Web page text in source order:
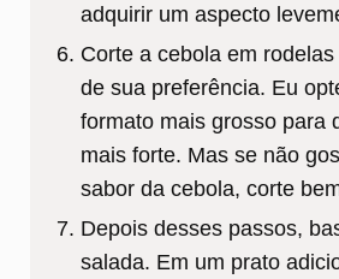
adquirir um aspecto
Corte a cebola em
de sua preferência. Eu
formato mais grosso para
mais forte. Mas se não
sabor da cebola, corte
Depois desses passos,
salada. Em um prato